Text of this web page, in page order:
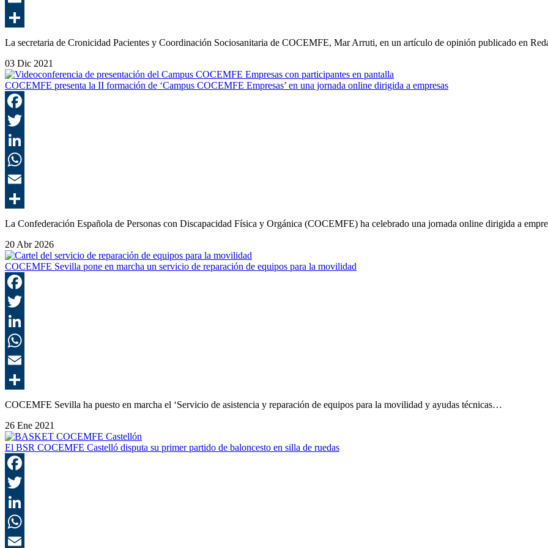
La secretaria de Cronicidad Pacientes y Coordinación Sociosanitaria de COCEMFE, Mar Arruti, en un artículo de opinión publicado en
03 Dic 2021
COCEMFE presenta la II formación de ‘Campus COCEMFE Empresas’ en una jornada online dirigida a empresas
La Confederación Española de Personas con Discapacidad Física y Orgánica (COCEMFE) ha celebrado una jornada online dirigida a
20 Abr 2026
COCEMFE Sevilla pone en marcha un servicio de reparación de equipos para la movilidad
COCEMFE Sevilla ha puesto en marcha el ‘Servicio de asistencia y reparación de equipos para la movilidad y ayudas técnicas…
26 Ene 2021
El BSR COCEMFE Castelló disputa su primer partido de baloncesto en silla de ruedas